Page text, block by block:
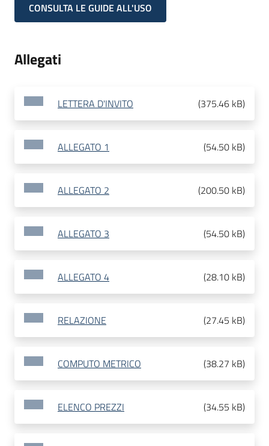
CONSULTA LE GUIDE ALL'USO
Allegati
LETTERA D'INVITO (375.46 kB)
ALLEGATO 1 (54.50 kB)
ALLEGATO 2 (200.50 kB)
ALLEGATO 3 (54.50 kB)
ALLEGATO 4 (28.10 kB)
RELAZIONE (27.45 kB)
COMPUTO METRICO (38.27 kB)
ELENCO PREZZI (34.55 kB)